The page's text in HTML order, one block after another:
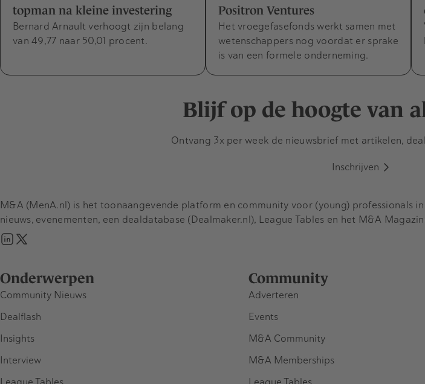
topman na kleine investering
Bernard Arnault verhoogt zijn belang
van 49,77 naar 50,01 procent.
Positron Ventures
Het vroegefasefonds werkt samen met
wetenschappers nog voordat er sprake
is van een formele onderneming.
Blijf op de hoogte van
Ontvang 3x per week de nieuwsbrief met artikelen,
Inschrijven
Onderwerpen
Community Nieuws
Dealflash
Insights
Interview
Community
Adverteren
Events
M&A Community
M&A Memberships
M&A (MenA.nl) is het toonaangevende platform en community voor (young) professionals
nieuws, evenementen, een dealdatabase (Dealmaker.nl), League Tables en het M&A